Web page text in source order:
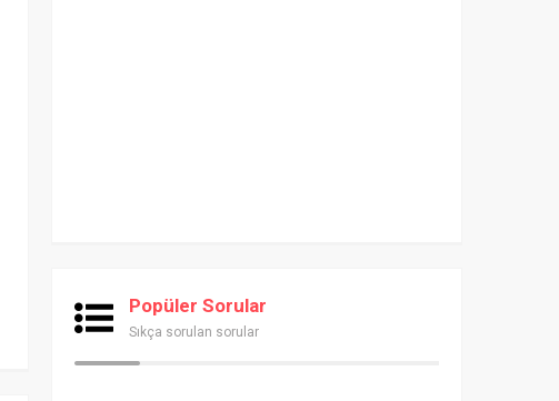
Popüler Sorular
Sıkça sorulan sorular